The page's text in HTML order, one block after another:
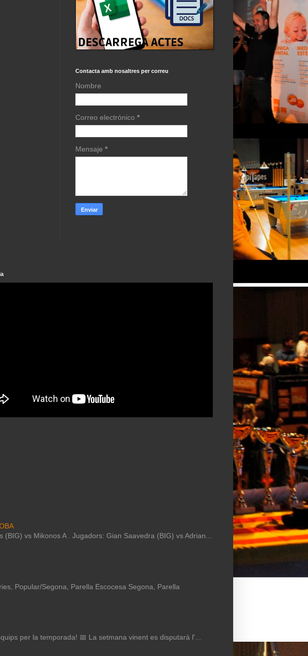
Contacta amb nosaltres per correu
Nombre
Correo electrónico *
Mensaje *
vs Mikonos A . Jugadors: Gian Saavedra (BIG) vs Adrian...
Popular/Segona, Parella Escocesa Segona, Parella
per la temporada! 📅 La setmana vinent es disputarà l'...